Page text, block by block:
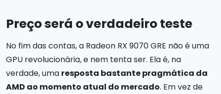
Preço será o verdadeiro teste
No fim das contas, a Radeon RX 9070 GRE não é uma
GPU revolucionária, e nem tenta ser. Ela é, na
verdade, uma resposta bastante pragmática da
AMD ao momento atual do mercado. Em vez de